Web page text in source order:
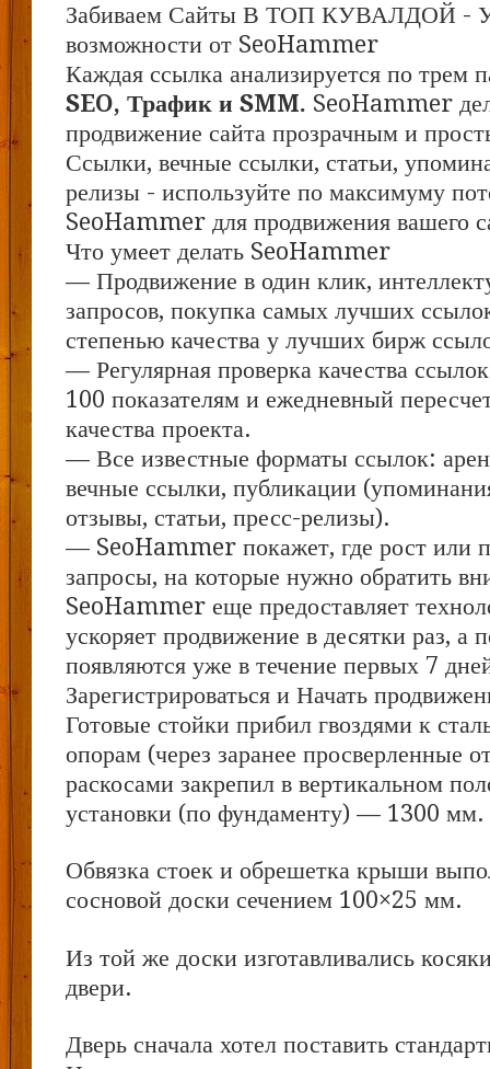
Забиваем Сайты В ТОП КУВАЛДОЙ -
возможности от SeoHammer
Каждая ссылка анализируется по трем
SEO, Трафик и SMM. SeoHammer
продвижение сайта прозрачным и
Ссылки, вечные ссылки, статьи,
релизы - используйте по максимуму
SeoHammer для продвижения вашего
Что умеет делать SeoHammer
— Продвижение в один клик,
запросов, покупка самых лучших
степенью качества у лучших бирж
— Регулярная проверка качества
100 показателям и ежедневный
качества проекта.
— Все известные форматы ссылок:
вечные ссылки, публикации
отзывы, статьи, пресс-релизы).
— SeoHammer покажет, где рост или
запросы, на которые нужно обратить
SeoHammer еще предоставляет
ускоряет продвижение в десятки раз, а
появляются уже в течение первых 7
Зарегистрироваться и Начать
Готовые стойки прибил гвоздями к
опорам (через заранее просверленные
раскосами закрепил в вертикальном
установки (по фундаменту) — 1300 мм.
Обвязка стоек и обрешетка крыши
сосновой доски сечением 100×25 мм.
Из той же доски изготавливались
двери.
Дверь сначала хотел поставить